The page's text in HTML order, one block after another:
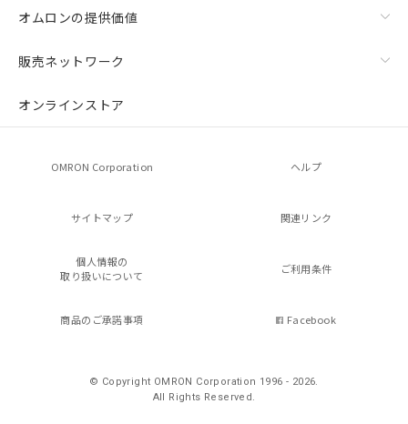
オムロンの提供価値
販売ネットワーク
オンラインストア
OMRON Corporation ヘルプ
サイトマップ 関連リンク
個人情報の
取り扱いについて
ご利用条件
商品のご承諾事項 Facebook
© Copyright OMRON Corporation 1996 - 2026.
All Rights Reserved.